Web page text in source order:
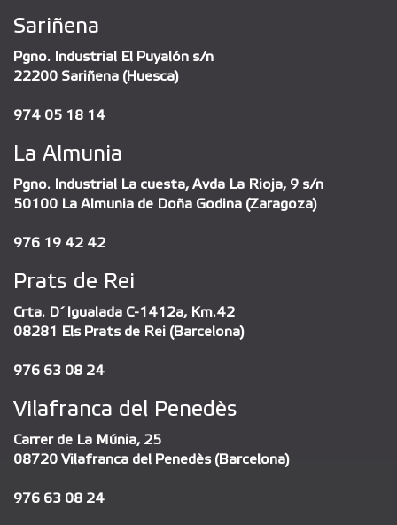
Sariñena
Pgno. Industrial El Puyalón s/n
22200 Sariñena (Huesca)
974 05 18 14
La Almunia
Pgno. Industrial La cuesta, Avda La Rioja, 9 s/n
50100 La Almunia de Doña Godina (Zaragoza)
976 19 42 42
Prats de Rei
Crta. D´Igualada C-1412a, Km.42
08281 Els Prats de Rei (Barcelona)
976 63 08 24
Vilafranca del Penedès
Carrer de La Múnia, 25
08720 Vilafranca del Penedès (Barcelona)
976 63 08 24